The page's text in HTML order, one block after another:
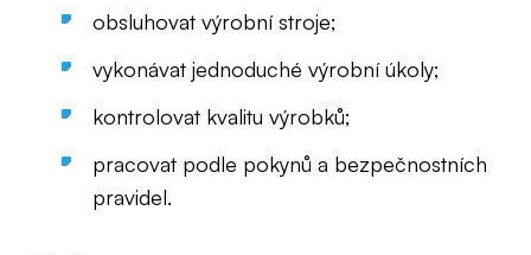
obsluhovat výrobní stroje;
vykonávat jednoduché výrobní úkoly;
kontrolovat kvalitu výrobků;
pracovat podle pokynů a bezpečnostních
pravidel.